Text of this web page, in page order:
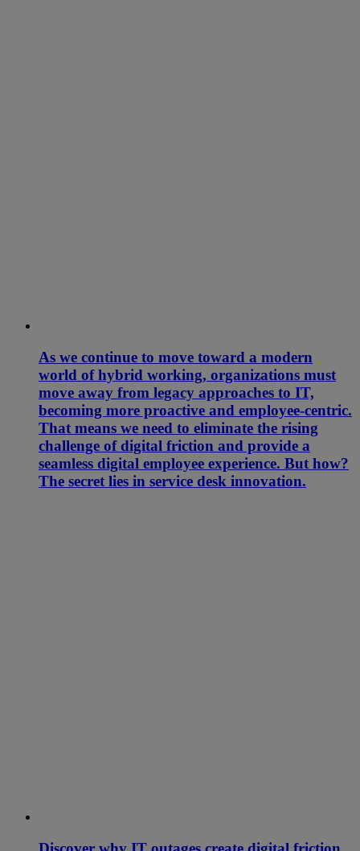
As we continue to move toward a modern
world of hybrid working, organizations must
move away from legacy approaches to IT,
becoming more proactive and employee-centric.
That means we need to eliminate the rising
challenge of digital friction and provide a
seamless digital employee experience. But how?
The secret lies in service desk innovation.